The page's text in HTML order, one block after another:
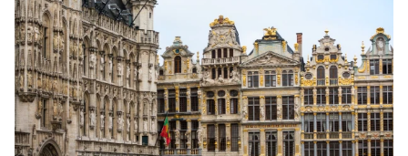
Alquile Un Jet Privado A